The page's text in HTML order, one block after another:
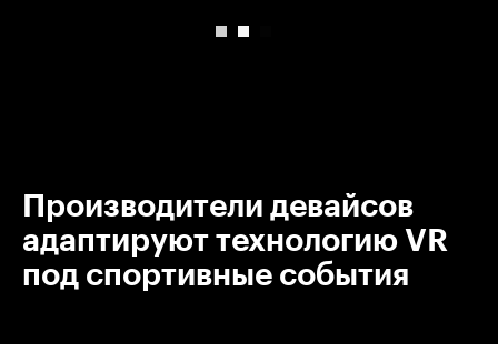
Производители девайсов
адаптируют технологию VR
под спортивные события